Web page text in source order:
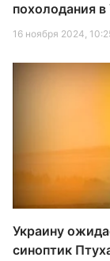
похолодания в
16 ноября 2024,
Украину
синоптик